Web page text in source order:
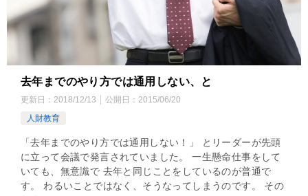
去年までのやり方では通用しない、と
更新日： 2018/12/13 公開日： 2015/06/20
人財教育
「去年までのやり方では通用しない！」 とリーダーが先頭
に立って会議で発言されていました。 一生懸命仕事をして
いても、無意識で 去年と同じことをしているのが普通で
す。 わるいことではなく、そうなってしまうのです。 その